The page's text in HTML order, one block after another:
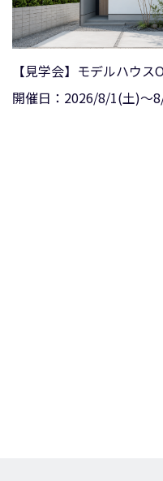
【見学会】モデルハウス
開催日： 2026/8/1(土)〜